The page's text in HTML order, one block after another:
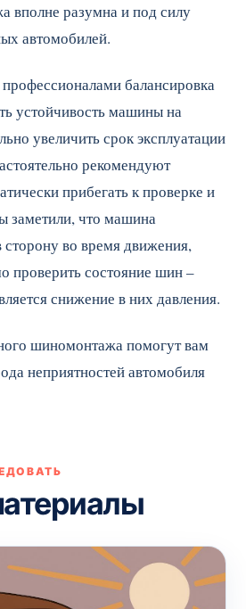
вполне разумна и под силу
автомобилей.
балансировка
устойчивость машины на
увеличить срок эксплуатации
рекомендуют
прибегать к проверке и
заметили, что машина
сторону во время движения,
проверить состояние шин –
снижение в них давления.
шиномонтажа помогут вам
неприятностей автомобиля